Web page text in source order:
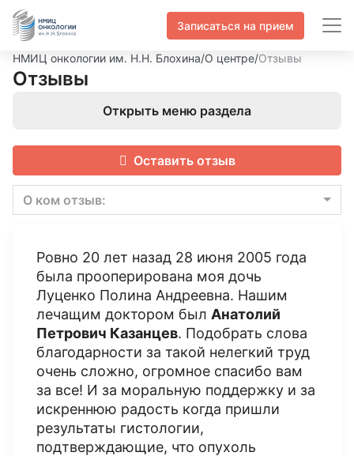
Записаться на прием
НМИЦ онкологии им. Н.Н. Блохина/О центре/Отзывы
Отзывы
Открыть меню раздела
Оставить отзыв
О ком отзыв:
Ровно 20 лет назад 28 июня 2005 года
была прооперирована моя дочь
Луценко Полина Андреевна. Нашим
лечащим доктором был Анатолий
Петрович Казанцев. Подобрать слова
благодарности за такой нелегкий труд
очень сложно, огромное спасибо вам
за все! И за моральную поддержку и за
искреннюю радость когда пришли
результаты гистологии,
подтверждающие, что опухоль